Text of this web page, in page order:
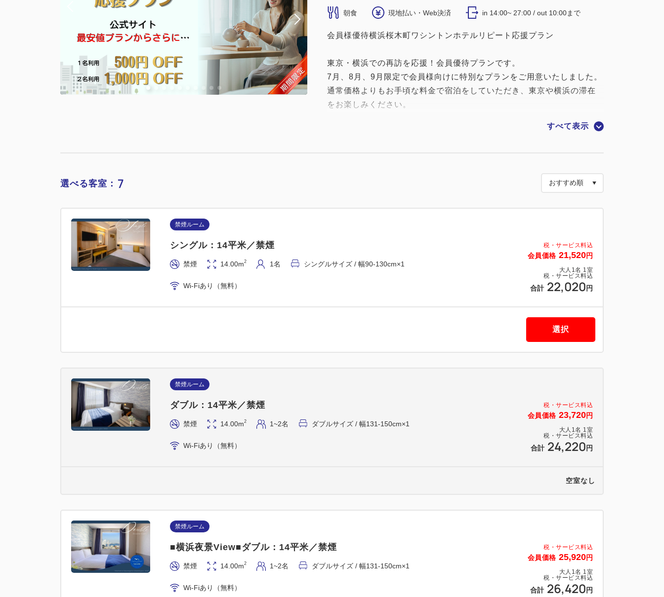
朝食 現地払い・Web決済 in 14:00~ 27:00 / out 10:00まで
会員様優待横浜桜木町ワシントンホテルリピート応援プラン
東京・横浜での再訪を応援！会員優待プランです。
7月、8月、9月限定で会員様向けに特別なプランをご用意いたしました。
通常価格よりもお手頃な料金で宿泊をしていただき、東京や横浜の滞在
をお楽しみください。
定番「シュウマイ」・トッピングが自由に楽しめる「中華粥」
5階 ダイニング＆バー ベイサイド ［利用時間］6:30～9:30（最終入店
●3つの駅からすぐ！快適アクセス
すべて表示
選べる客室： 7
税・サービス料込
会員価格 21,520円
大人 1名 1室
税・サービス料込
合計 22,020 円
禁煙ルーム
シングル：14平米／禁煙
禁煙 14.00m2 1名 シングルサイズ / 幅90-130cm×1
Wi-Fiあり（無料）
選択
税・サービス料込
会員価格 23,720円
大人 1名 1室
税・サービス料込
合計 24,220 円
禁煙ルーム
ダブル：14平米／禁煙
禁煙 14.00m2 1~2名 ダブルサイズ / 幅131-150cm×1
Wi-Fiあり（無料）
空室なし
税・サービス料込
会員価格 25,920円
大人 1名 1室
税・サービス料込
合計 26,420 円
禁煙ルーム
■横浜夜景View■ダブル：14平米／禁煙
禁煙 14.00m2 1~2名 ダブルサイズ / 幅131-150cm×1
Wi-Fiあり（無料）